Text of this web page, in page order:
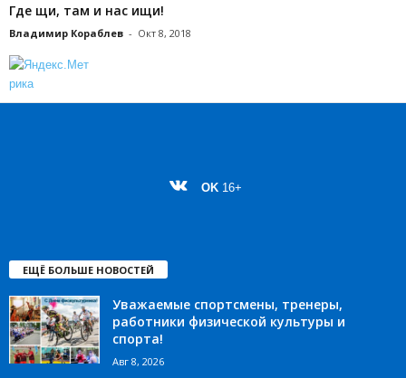
Где щи, там и нас ищи!
Владимир Кораблев - Окт 8, 2018
OK 16+
ЕЩЁ БОЛЬШЕ НОВОСТЕЙ
Уважаемые спортсмены, тренеры,
работники физической культуры и
спорта!
Авг 8, 2026